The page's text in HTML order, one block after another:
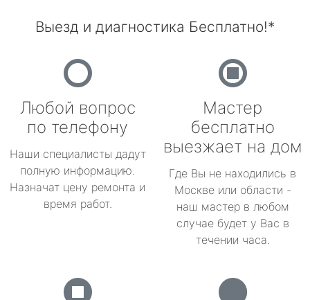
Выезд и диагностика Бесплатно!*
Любой вопрос
по телефону
Наши специалисты дадут
полную информацию.
Назначат цену ремонта и
время работ.
Мастер
бесплатно
выезжает на дом
Где Вы не находились в
Москве или области -
наш мастер в любом
случае будет у Вас в
течении часа.